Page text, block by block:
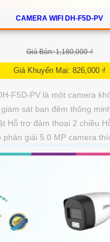
CAMERA WIFI DH-F5D-PV
Giá Bán: 1,180,000 ₫
Giá Khuyến Mại: 826,000 ₫
F5D-PV là một camera
sát ban đêm thông
Hỗ trợ đàm thoại 2 chiều
phân giải 5.0 MP camera